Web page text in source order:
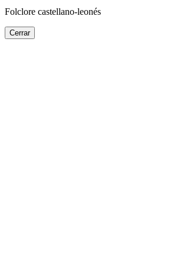
Folclore castellano-leonés
Cerrar